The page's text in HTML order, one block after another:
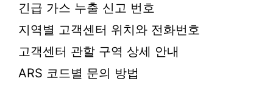
긴급 가스 누출 신고 번호
지역별 고객센터 위치와 전화번호
고객센터 관할 구역 상세 안내
ARS 코드별 문의 방법